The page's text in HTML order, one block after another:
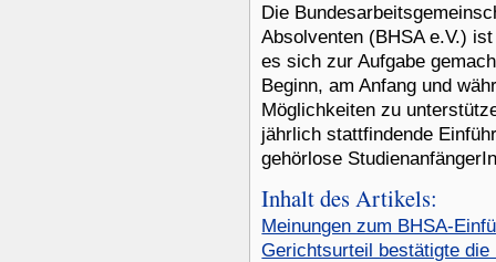
Die
Absolventen (BHSA e.V.)
es sich zur Aufgabe
Beginn, am Anfang und
Möglichkeiten zu
jährlich stattfindende
gehörlose
Inhalt des Artikels:
Meinungen zum BHSA-
Gerichtsurteil bestätigte